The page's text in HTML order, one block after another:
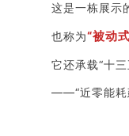
这是一栋展示
也称为“被动
它还承载“十
——“近零能耗